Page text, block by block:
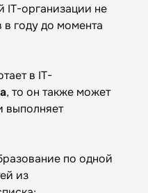
IT-организации не
в году до момента
в IT-
, то он также может
выполняет
по одной
из